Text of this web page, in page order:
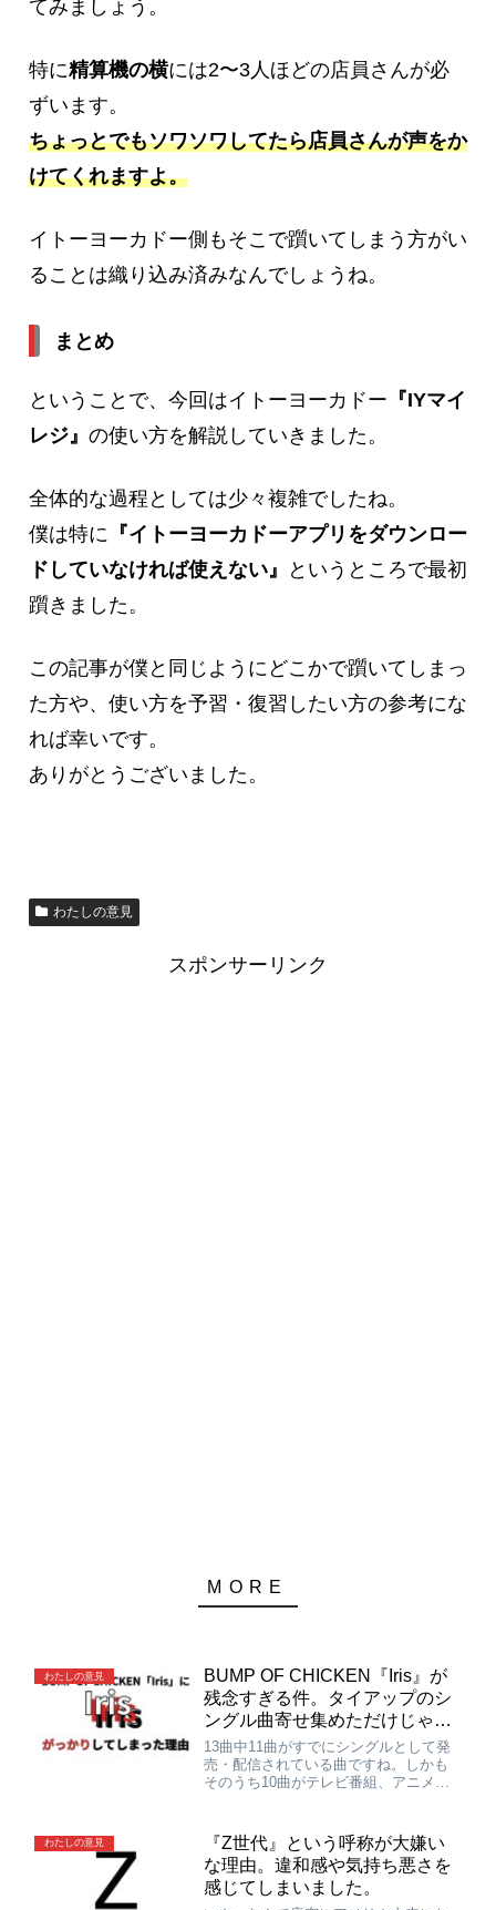
てみましょう。
特に精算機の横には2〜3人ほどの店員さんが必
ずいます。
ちょっとでもソワソワしてたら店員さんが声をか
けてくれますよ。
イトーヨーカドー側もそこで躓いてしまう方がい
ることは織り込み済みなんでしょうね。
まとめ
ということで、今回はイトーヨーカドー 『IYマイ
レジ』 の使い方を解説していきました。
全体的な過程としては少々複雑でしたね。
僕は特に 『イトーヨーカドーアプリをダウンロー
ドしていなければ使えない』
というところで最初
躓きました。
この記事が僕と同じようにどこかで躓いてしまっ
た方や、使い方を予習・復習したい方の参考にな
れば幸いです。
ありがとうございました。
わたしの意見
スポンサーリンク
わたしの意見
BUMP OF CHICKEN『Iris』が
残念すぎる件。タイアップのシ
ングル曲寄せ集めただけじゃん
これ…
13曲中11曲がすでにシングルとして発
売・配信されている曲ですね。しかも
そのうち10曲がテレビ番組、アニメ、
ね。8割以上が結構前から聴ける曲で構
成されてるアルバムって…なんの価値
があるの？もうシングル聴いてりゃい
いじゃん…
わたしの意見
『Z世代』という呼称が大嫌い
な理由。違和感や気持ち悪さを
感じてしまいました。